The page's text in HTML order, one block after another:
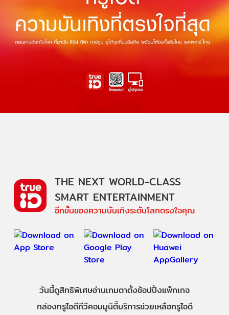
THE NEXT WORLD-CLASS
SMART ENTERTAINMENT
อีกขั้นของความบันเทิงระดับโลกตรงใจคุณ
วันนี้ดูสิทธิพิเศษอ่านเกมตาตั้งช้อปปิ้งแพ็กเกจ
กล่องทรูไอดีทีวีคอมมูนิตี้บริการช่วยเหลือทรูไอดี